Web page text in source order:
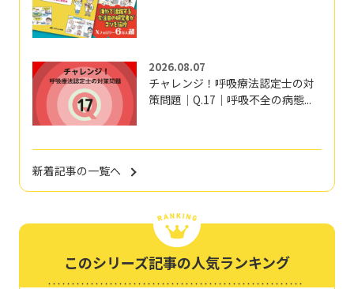
2026.08.07
チャレンジ！呼吸療法認定士の対
策問題｜Q.17｜呼吸不全の病態...
新着記事の一覧へ
このシリーズ記事の人気ランキング